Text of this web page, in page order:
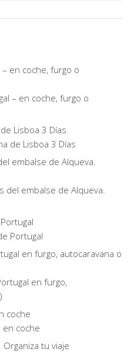
en coche, furgo o
Lisboa 3 Días
embalse de Alqueva.
en furgo, autocaravana o
coche
tu viaje